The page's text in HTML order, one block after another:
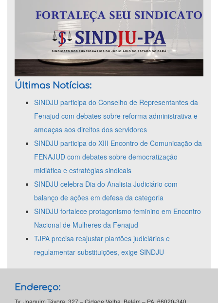
Últimas Notícias:
SINDJU participa do Conselho de Representantes da
Fenajud com debates sobre reforma administrativa e
ameaças aos direitos dos servidores
SINDJU participa do XIII Encontro de Comunicação da
FENAJUD com debates sobre democratização
midiática e estratégias sindicais
SINDJU celebra Dia do Analista Judiciário com
balanço de ações em defesa da categoria
SINDJU fortalece protagonismo feminino em Encontro
Nacional de Mulheres da Fenajud
TJPA precisa reajustar plantões judiciários e
regulamentar substituições, exige SINDJU
Endereço: